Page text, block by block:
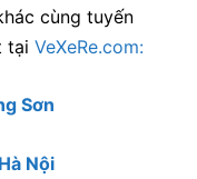
cùng tuyến
tại VeXeRe.com:
Sơn
Nội